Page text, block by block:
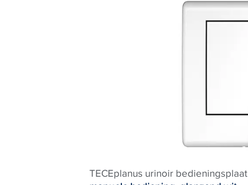
TECEplanus urinoir bedieningsplaat